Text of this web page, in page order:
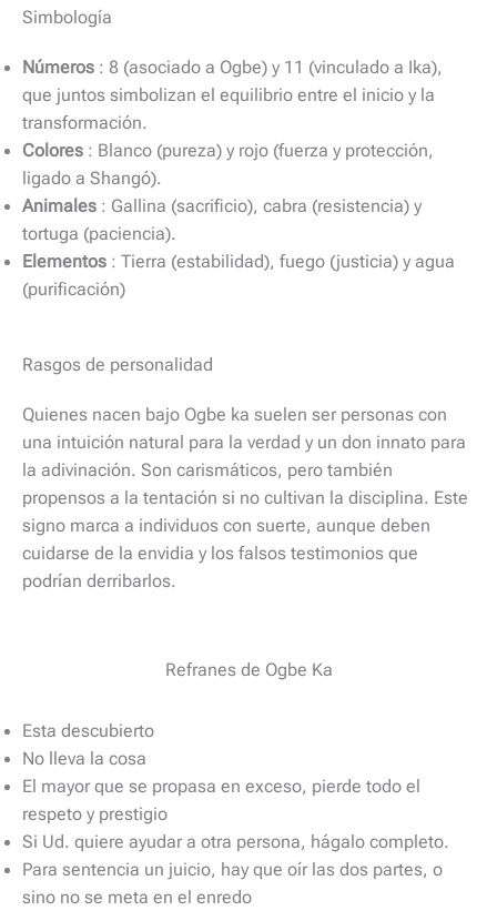
Simbología
Números : 8 (asociado a Ogbe) y 11 (vinculado a Ika),
que juntos simbolizan el equilibrio entre el inicio y la
transformación.
Colores : Blanco (pureza) y rojo (fuerza y ​​protección,
ligado a Shangó).
Animales : Gallina (sacrificio), cabra (resistencia) y
tortuga (paciencia).
Elementos : Tierra (estabilidad), fuego (justicia) y agua
(purificación)
Rasgos de personalidad
Quienes nacen bajo Ogbe ka suelen ser personas con
una intuición natural para la verdad y un don innato para
la adivinación. Son carismáticos, pero también
propensos a la tentación si no cultivan la disciplina. Este
signo marca a individuos con suerte, aunque deben
cuidarse de la envidia y los falsos testimonios que
podrían derribarlos.
Refranes de Ogbe Ka
Esta descubierto
No lleva la cosa
El mayor que se propasa en exceso, pierde todo el
respeto y prestigio
Si Ud. quiere ayudar a otra persona, hágalo completo.
Para sentencia un juicio, hay que oír las dos partes, o
sino no se meta en el enredo